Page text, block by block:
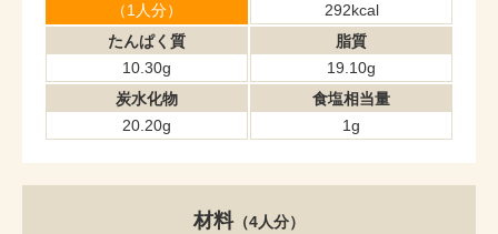
（1人分）
292kcal
たんぱく質
10.30g
脂質
19.10g
炭水化物
20.20g
食塩相当量
1g
材料（4人分）